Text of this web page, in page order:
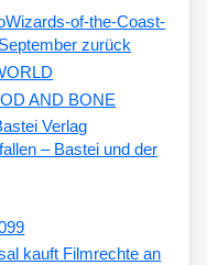
Wizards-of-the-Coast-
zurück
AND BONE
– Bastei und der
kauft Filmrechte an